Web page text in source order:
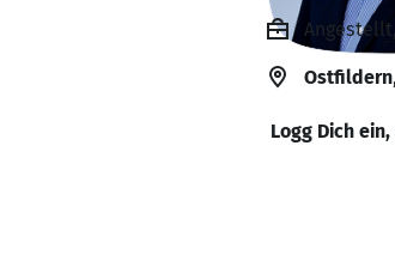
Ostfildern
Logg Dich